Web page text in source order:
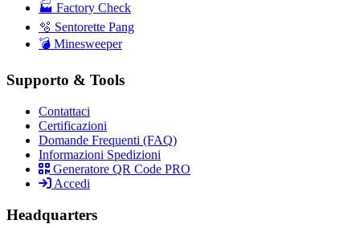
🏭 Factory Check
🫧 Sentorette Pang
💣 Minesweeper
Supporto & Tools
Contattaci
Certificazioni
Domande Frequenti (FAQ)
Informazioni Spedizioni
Generatore QR Code PRO
Accedi
Headquarters